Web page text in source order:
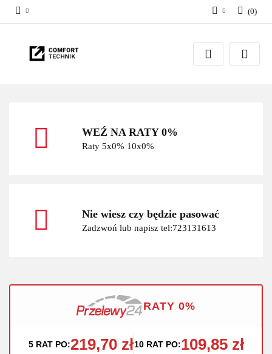
Zaloguj się
Zarejestruj się
(0)
WEŹ NA RATY 0%
Raty 5x0% 10x0%
Nie wiesz czy będzie pasować
Zadzwoń lub napisz tel:723131613
RATY 0%
5 RAT PO:219,70 zł10 RAT PO:109,85 zł